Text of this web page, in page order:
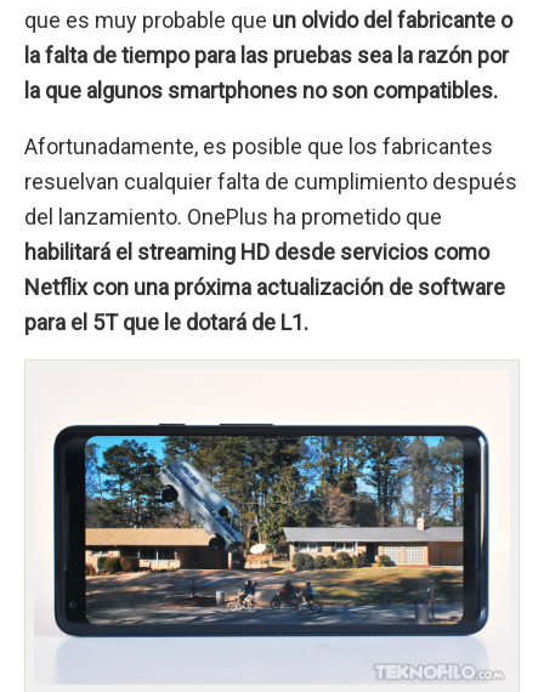
que es muy probable que un olvido del fabricante o
la falta de tiempo para las pruebas sea la razón por
la que algunos smartphones no son compatibles.
Afortunadamente, es posible que los fabricantes
resuelvan cualquier falta de cumplimiento después
del lanzamiento. OnePlus ha prometido que
habilitará el streaming HD desde servicios como
Netflix con una próxima actualización de software
para el 5T que le dotará de L1.